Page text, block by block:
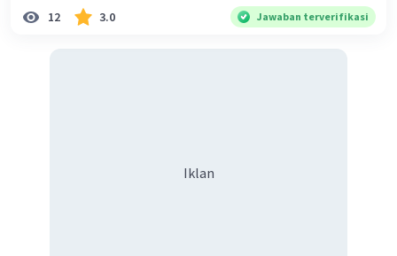
12 3.0 Jawaban terverifikasi
Iklan